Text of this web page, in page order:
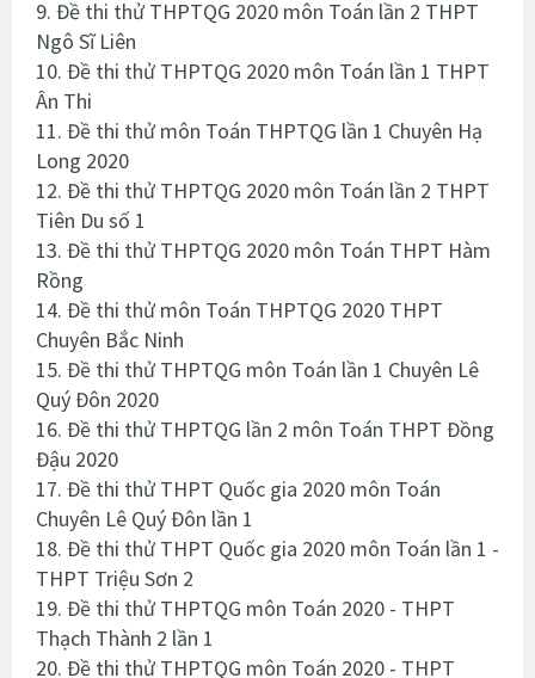
9. Đề thi thử THPTQG 2020 môn Toán lần 2 THPT
Ngô Sĩ Liên
10. Đề thi thử THPTQG 2020 môn Toán lần 1 THPT
Ân Thi
11. Đề thi thử môn Toán THPTQG lần 1 Chuyên Hạ
Long 2020
12. Đề thi thử THPTQG 2020 môn Toán lần 2 THPT
Tiên Du số 1
13. Đề thi thử THPTQG 2020 môn Toán THPT Hàm
Rồng
14. Đề thi thử môn Toán THPTQG 2020 THPT
Chuyên Bắc Ninh
15. Đề thi thử THPTQG môn Toán lần 1 Chuyên Lê
Quý Đôn 2020
16. Đề thi thử THPTQG lần 2 môn Toán THPT Đồng
Đậu 2020
17. Đề thi thử THPT Quốc gia 2020 môn Toán
Chuyên Lê Quý Đôn lần 1
18. Đề thi thử THPT Quốc gia 2020 môn Toán lần 1 -
THPT Triệu Sơn 2
19. Đề thi thử THPTQG môn Toán 2020 - THPT
Thạch Thành 2 lần 1
20. Đề thi thử THPTQG môn Toán 2020 - THPT